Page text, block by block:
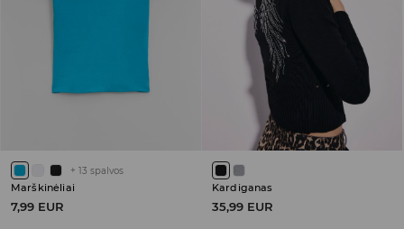
+ 13 spalvos
Marškinėliai
7,99 EUR
Kardiganas
35,99 EUR